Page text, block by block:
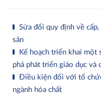
Sửa đổi quy định về
sản
Kế hoạch triển khai một
phá phát triển giáo dục và
Điều kiện đối với tổ
ngành hóa chất